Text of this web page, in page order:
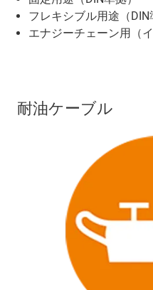
フレキシブル用途（DIN
エナジーチェーン用（
耐油ケーブル